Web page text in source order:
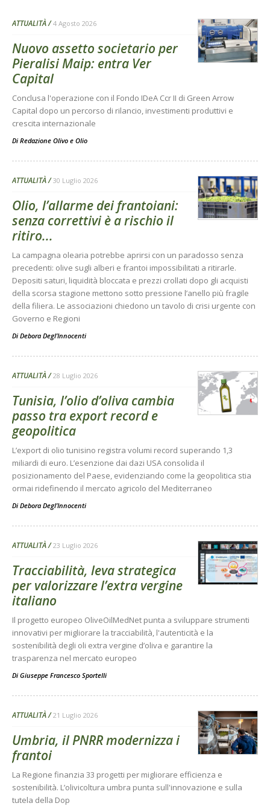
ATTUALITÀ 4 Agosto 2026
Nuovo assetto societario per
Pieralisi Maip: entra Ver
Capital
Conclusa l'operazione con il Fondo IDeA Ccr II di Green Arrow
Capital dopo un percorso di rilancio, investimenti produttivi e
crescita internazionale
Di Redazione Olivo e Olio
ATTUALITÀ 30 Luglio 2026
Olio, l’allarme dei frantoiani:
senza correttivi è a rischio il
ritiro...
La campagna olearia potrebbe aprirsi con un paradosso senza
precedenti: olive sugli alberi e frantoi impossibilitati a ritirarle.
Depositi saturi, liquidità bloccata e prezzi crollati dopo gli acquisti
della scorsa stagione mettono sotto pressione l’anello più fragile
della filiera. Le associazioni chiedono un tavolo di crisi urgente con
Governo e Regioni
Di Debora Degl’Innocenti
ATTUALITÀ 28 Luglio 2026
Tunisia, l’olio d’oliva cambia
passo tra export record e
geopolitica
L’export di olio tunisino registra volumi record superando 1,3
miliardi di euro. L’esenzione dai dazi USA consolida il
posizionamento del Paese, evidenziando come la geopolitica stia
ormai ridefinendo il mercato agricolo del Mediterraneo
Di Debora Degl’Innocenti
ATTUALITÀ 23 Luglio 2026
Tracciabilità, leva strategica
per valorizzare l’extra vergine
italiano
Il progetto europeo OliveOilMedNet punta a sviluppare strumenti
innovativi per migliorare la tracciabilità, l'autenticità e la
sostenibilità degli oli extra vergine d’oliva e garantire la
trasparenza nel mercato europeo
Di Giuseppe Francesco Sportelli
ATTUALITÀ 21 Luglio 2026
Umbria, il PNRR modernizza i
frantoi
La Regione finanzia 33 progetti per migliorare efficienza e
sostenibilità. L’olivicoltura umbra punta sull'innovazione e sulla
tutela della Dop